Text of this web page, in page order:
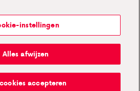
Antargaz
je gas?
instellingen
Alles afwijzen
accepteren